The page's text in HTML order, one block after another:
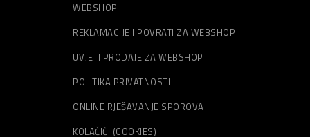
WEBSHOP
REKLAMACIJE I POVRATI ZA WEBSHOP
UVJETI PRODAJE ZA WEBSHOP
POLITIKA PRIVATNOSTI
ONLINE RJEŠAVANJE SPOROVA
KOLAČIĆI (COOKIES)